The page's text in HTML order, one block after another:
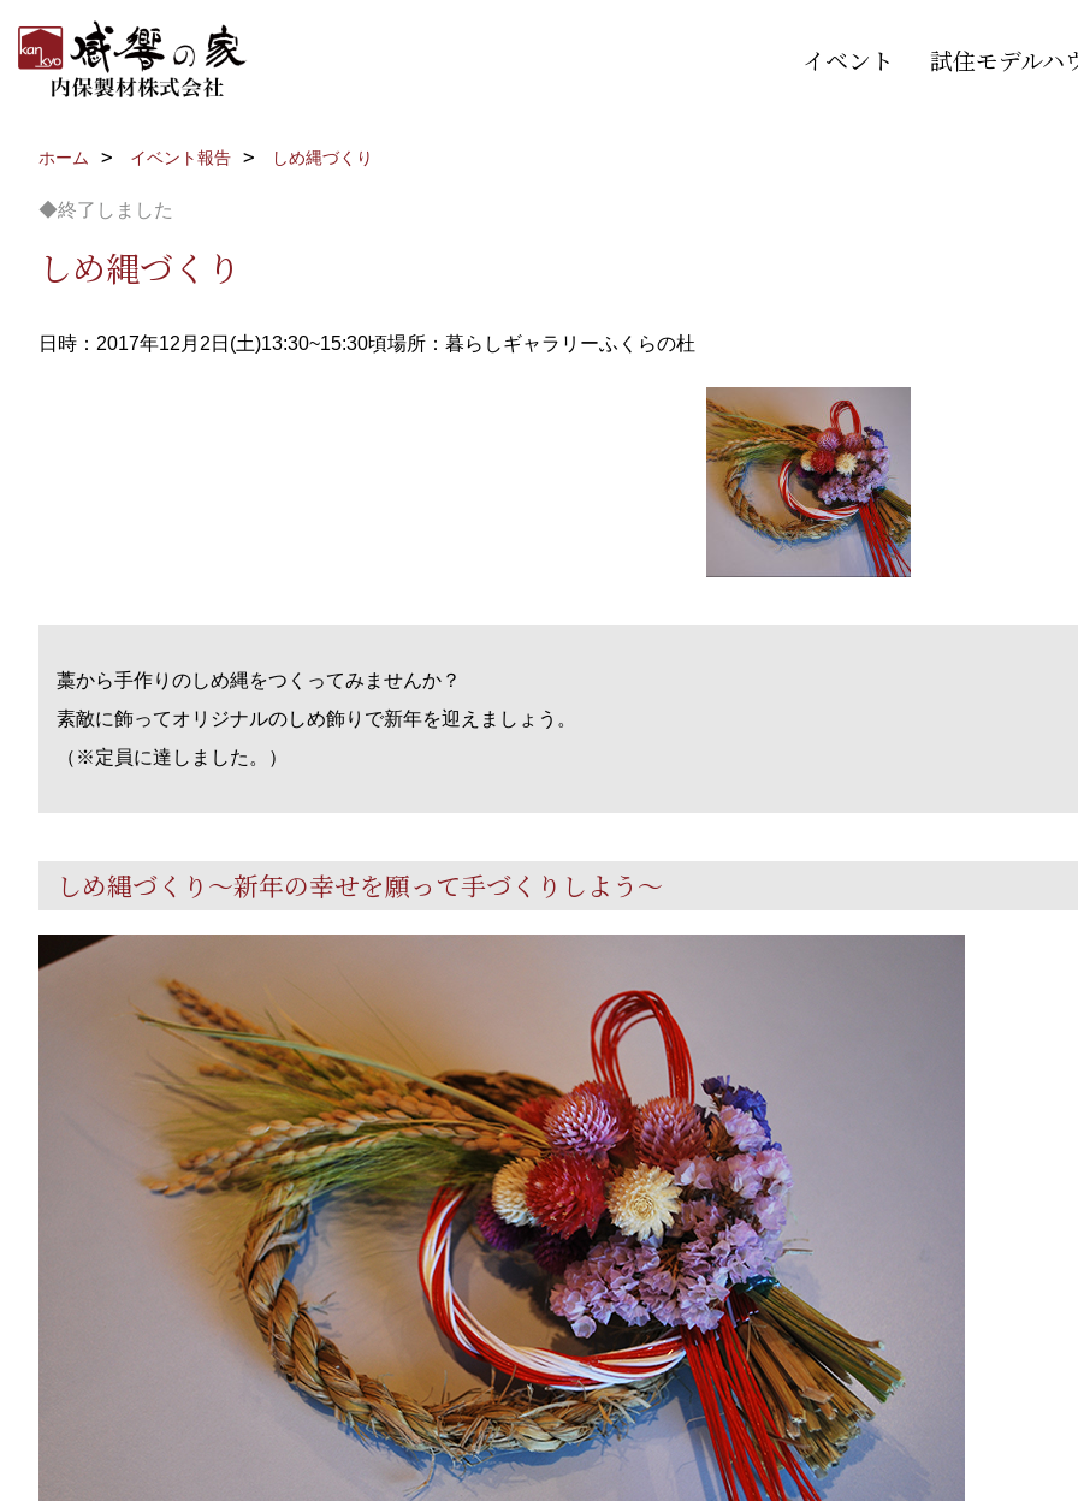
イベント 試住モデルハ
ホーム イベント報告 しめ縄づくり
◆終了しました
しめ縄づくり
日時：2017年12月2日(土)13:30~15:30頃場所：暮らしギャラリーふくらの杜
藁から手作りのしめ縄をつくってみませんか？
素敵に飾ってオリジナルのしめ飾りで新年を迎えましょう。
（※定員に達しました。）
しめ縄づくり～新年の幸せを願って手づくりしよう～